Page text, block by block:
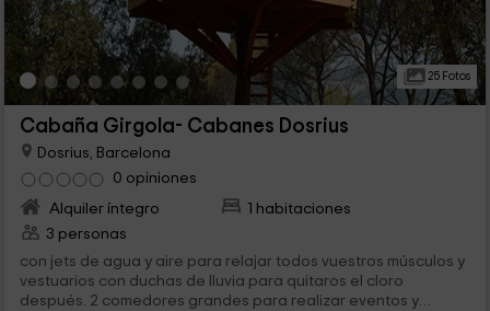
25 Fotos
Cabaña Girgola- Cabanes Dosrius
Dosrius, Barcelona
0 opiniones
Alquiler íntegro
1 habitaciones
3 personas
con jets de agua y aire para relajar todos vuestros músculos y
vestuarios con duchas de lluvia para quitaros el cloro
después. 2 comedores grandes para realizar eventos y